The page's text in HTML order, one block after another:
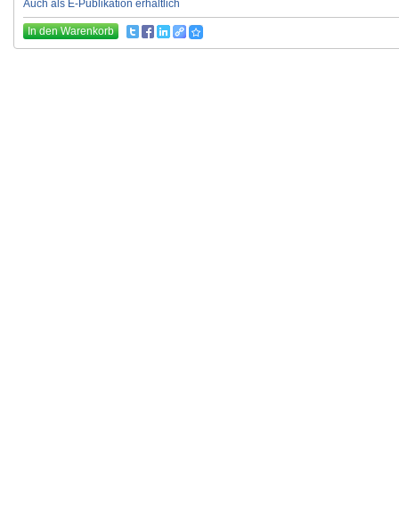
Auch als E-Publikation erhältlich
In den Warenkorb